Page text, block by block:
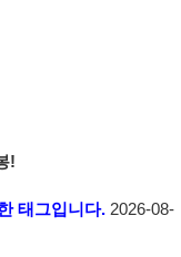
!
태그입니다.2026-08-